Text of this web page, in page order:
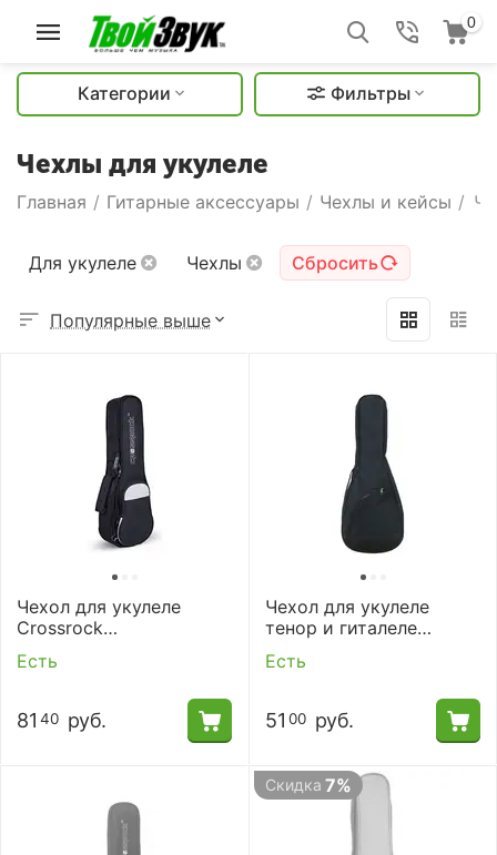
0
Категории Фильтры
Чехлы для укулеле
Главная / Гитарные аксессуары / Чехлы и кейсы /
Для укулеле Чехлы Сбросить
Популярные выше
Чехол для укулеле
Crossrock
CRSG106CUSG
Есть
81 40 руб.
Чехол для укулеле
тенор и гиталеле
Armadil CM-403
Есть
51 00 руб.
Скидка 7%